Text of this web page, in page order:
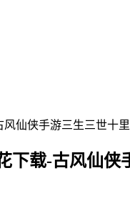
下载-古风仙